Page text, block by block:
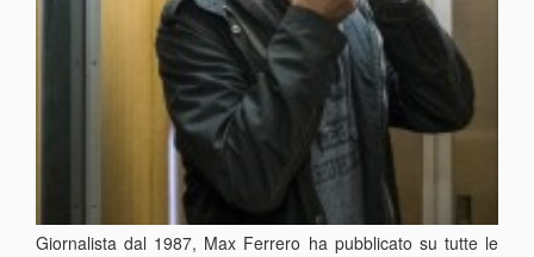
Giornalista dal 1987, Max Ferrero ha pubblicato su tutte le